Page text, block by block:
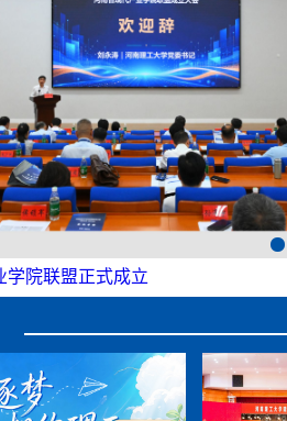
暑期校处级干部培训班